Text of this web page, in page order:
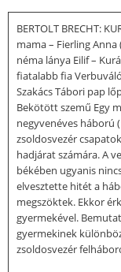
BERTOLT BRECHT:
mama – Fierling
néma lánya Eilif –
fiatalabb fia
Szakács Tábori pap
Bekötött szemű Egy
negyvenéves háború
zsoldosvezér
hadjárat számára. A
békében ugyanis
elvesztette hitét a
megszöktek. Ekkor
gyermekével.
gyermekinek
zsoldosvezér